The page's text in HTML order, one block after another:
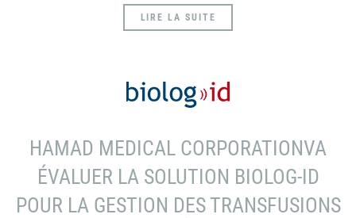
LIRE LA SUITE
HAMAD MEDICAL CORPORATIONVA
ÉVALUER LA SOLUTION BIOLOG-ID
POUR LA GESTION DES TRANSFUSIONS